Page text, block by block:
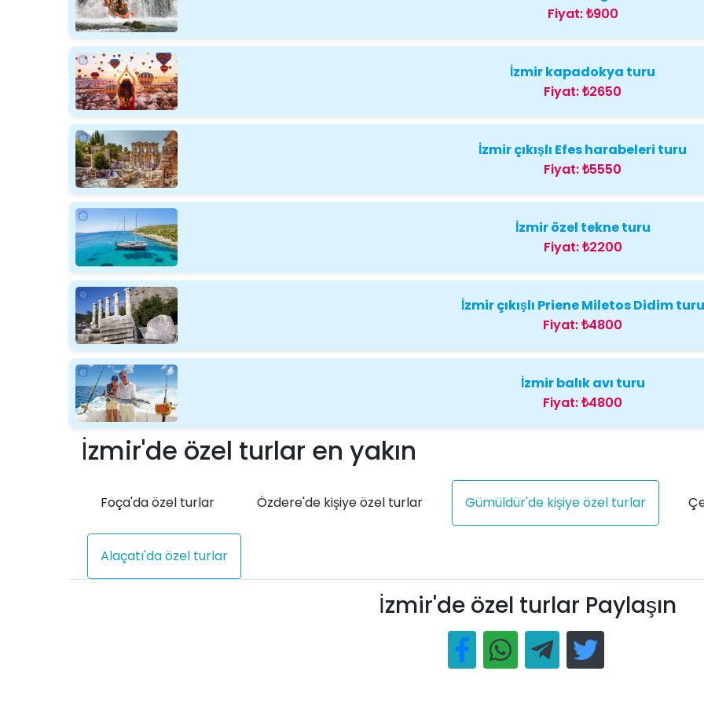
Fiyat:₺900
İzmir kapadokya turu
Fiyat:₺2650
İzmir çıkışlı Efes harabeleri turu
Fiyat:₺5550
İzmir özel tekne turu
Fiyat:₺2200
İzmir çıkışlı Priene Miletos Didim turu
Fiyat:₺4800
İzmir balık avı turu
Fiyat:₺4800
İzmir'de özel turlar en yakın
Foça'da özel turlar Özdere'de kişiye özel turlar Gümüldür'de kişiye özel turlar
Alaçatı'da özel turlar
İzmir'de özel turlar Paylaşın